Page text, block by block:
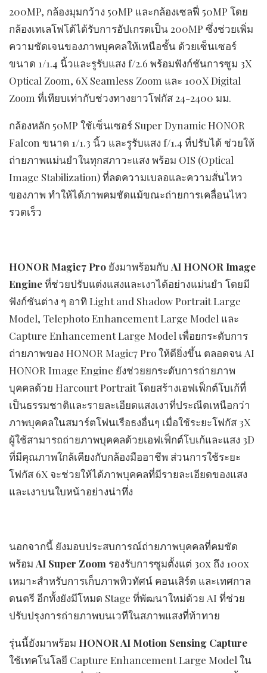
200MP, กล้องมุมกว้าง 50MP และกล้องเซลฟี่ 50MP โดย
กล้องเทเลโฟโต้ได้รับการอัปเกรดเป็น 200MP ซึ่งช่วยเพิ่ม
ความชัดเจนของภาพบุคคลให้เหนือชั้น ด้วยเซ็นเซอร์
ขนาด 1/1.4 นิ้วและรูรับแสง f/2.6 พร้อมฟังก์ชันการซูม 3X
Optical Zoom, 6X Seamless Zoom และ 100X Digital
Zoom ที่เทียบเท่ากับช่วงทางยาวโฟกัส 24-2400 มม.
กล้องหลัก 50MP ใช้เซ็นเซอร์ Super Dynamic HONOR
Falcon ขนาด 1/1.3 นิ้ว และรูรับแสง f/1.4 ที่ปรับได้ ช่วยให้
ถ่ายภาพแม่นยำในทุกสภาวะแสง พร้อม OIS (Optical
Image Stabilization) ที่ลดความเบลอและความสั่นไหว
ของภาพ ทำให้ได้ภาพคมชัดแม้ขณะถ่ายการเคลื่อนไหว
รวดเร็ว
HONOR Magic7 Pro ยังมาพร้อมกับ AI HONOR Image
Engineที่ช่วยปรับแต่งแสงและเงาได้อย่างแม่นยำ โดยมี
ฟังก์ชันต่าง ๆ อาทิ Light and Shadow Portrait Large
Model, Telephoto Enhancement Large Model และ
Capture Enhancement Large Model เพื่อยกระดับการ
ถ่ายภาพของ HONOR Magic7 Pro ให้ดียิ่งขึ้น ตลอดจน AI
HONOR Image Engine ยังช่วยยกระดับการถ่ายภาพ
บุคคลด้วย Harcourt Portrait โดยสร้างเอฟเฟ็กต์โบเก้ที่
เป็นธรรมชาติและรายละเอียดแสงเงาที่ประณีตเหนือกว่า
ภาพบุคคลในสมาร์ตโฟนเรือธงอื่นๆ เมื่อใช้ระยะโฟกัส 3X
ผู้ใช้สามารถถ่ายภาพบุคคลด้วยเอฟเฟ็กต์โบเก้และแสง 3D
ที่มีคุณภาพใกล้เคียงกับกล้องมืออาชีพ ส่วนการใช้ระยะ
โฟกัส 6X จะช่วยให้ได้ภาพบุคคลที่มีรายละเอียดของแสง
และเงาบนใบหน้าอย่างน่าทึ่ง
นอกจากนี้ ยังมอบประสบการณ์ถ่ายภาพบุคคลที่คมชัด
พร้อม AI Super Zoom รองรับการซูมตั้งแต่ 30x ถึง 100x
เหมาะสำหรับการเก็บภาพทิวทัศน์ คอนเสิร์ต และเทศกาล
ดนตรี อีกทั้งยังมีโหมด Stage ที่พัฒนาใหม่ด้วย AI ที่ช่วย
ปรับปรุงการถ่ายภาพบนเวทีในสภาพแสงที่ท้าทาย
รุ่นนี้ยังมาพร้อม HONOR AI Motion Sensing Capture
ใช้เทคโนโลยี Capture Enhancement Large Model ใน